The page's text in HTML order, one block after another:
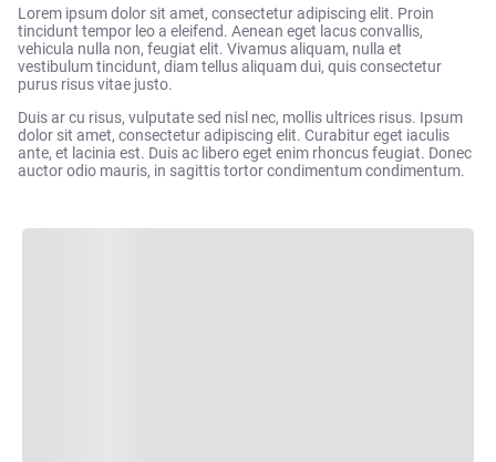
Lorem ipsum dolor sit amet, consectetur adipiscing elit. Proin
tincidunt tempor leo a eleifend. Aenean eget lacus convallis,
vehicula nulla non, feugiat elit. Vivamus aliquam, nulla et
vestibulum tincidunt, diam tellus aliquam dui, quis consectetur
purus risus vitae justo.
Duis ar cu risus, vulputate sed nisl nec, mollis ultrices risus. Ipsum
dolor sit amet, consectetur adipiscing elit. Curabitur eget iaculis
ante, et lacinia est. Duis ac libero eget enim rhoncus feugiat. Donec
auctor odio mauris, in sagittis tortor condimentum condimentum.